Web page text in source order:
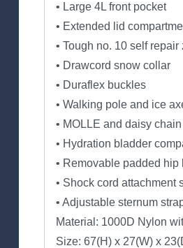
• Large 4L front pocket
• Extended lid
• Tough no. 10 self repair
• Drawcord snow collar
• Duraflex buckles
• Walking pole and ice
• MOLLE and daisy
• Hydration bladder
• Removable padded hip
• Shock cord attachment
• Adjustable sternum
Material: 1000D Nylon
Size: 67(H) x 27(W) x